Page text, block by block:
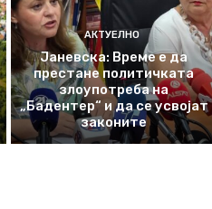
АКТУЕЛНО
Јаневска: Време е да
престане политичката
злоупотреба на
„Бадентер“ и да се усвојат
законите